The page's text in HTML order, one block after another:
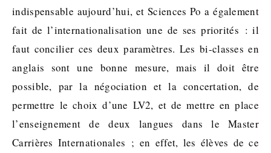
indispensable aujourd’hui, et Sciences Po a également
fait de l’internationalisation une de ses priorités : il
faut concilier ces deux paramètres. Les bi-classes en
anglais sont une bonne mesure, mais il doit être
possible, par la négociation et la concertation, de
permettre le choix d’une LV2, et de mettre en place
l’enseignement de deux langues dans le Master
Carrières Internationales ; en effet, les élèves de ce